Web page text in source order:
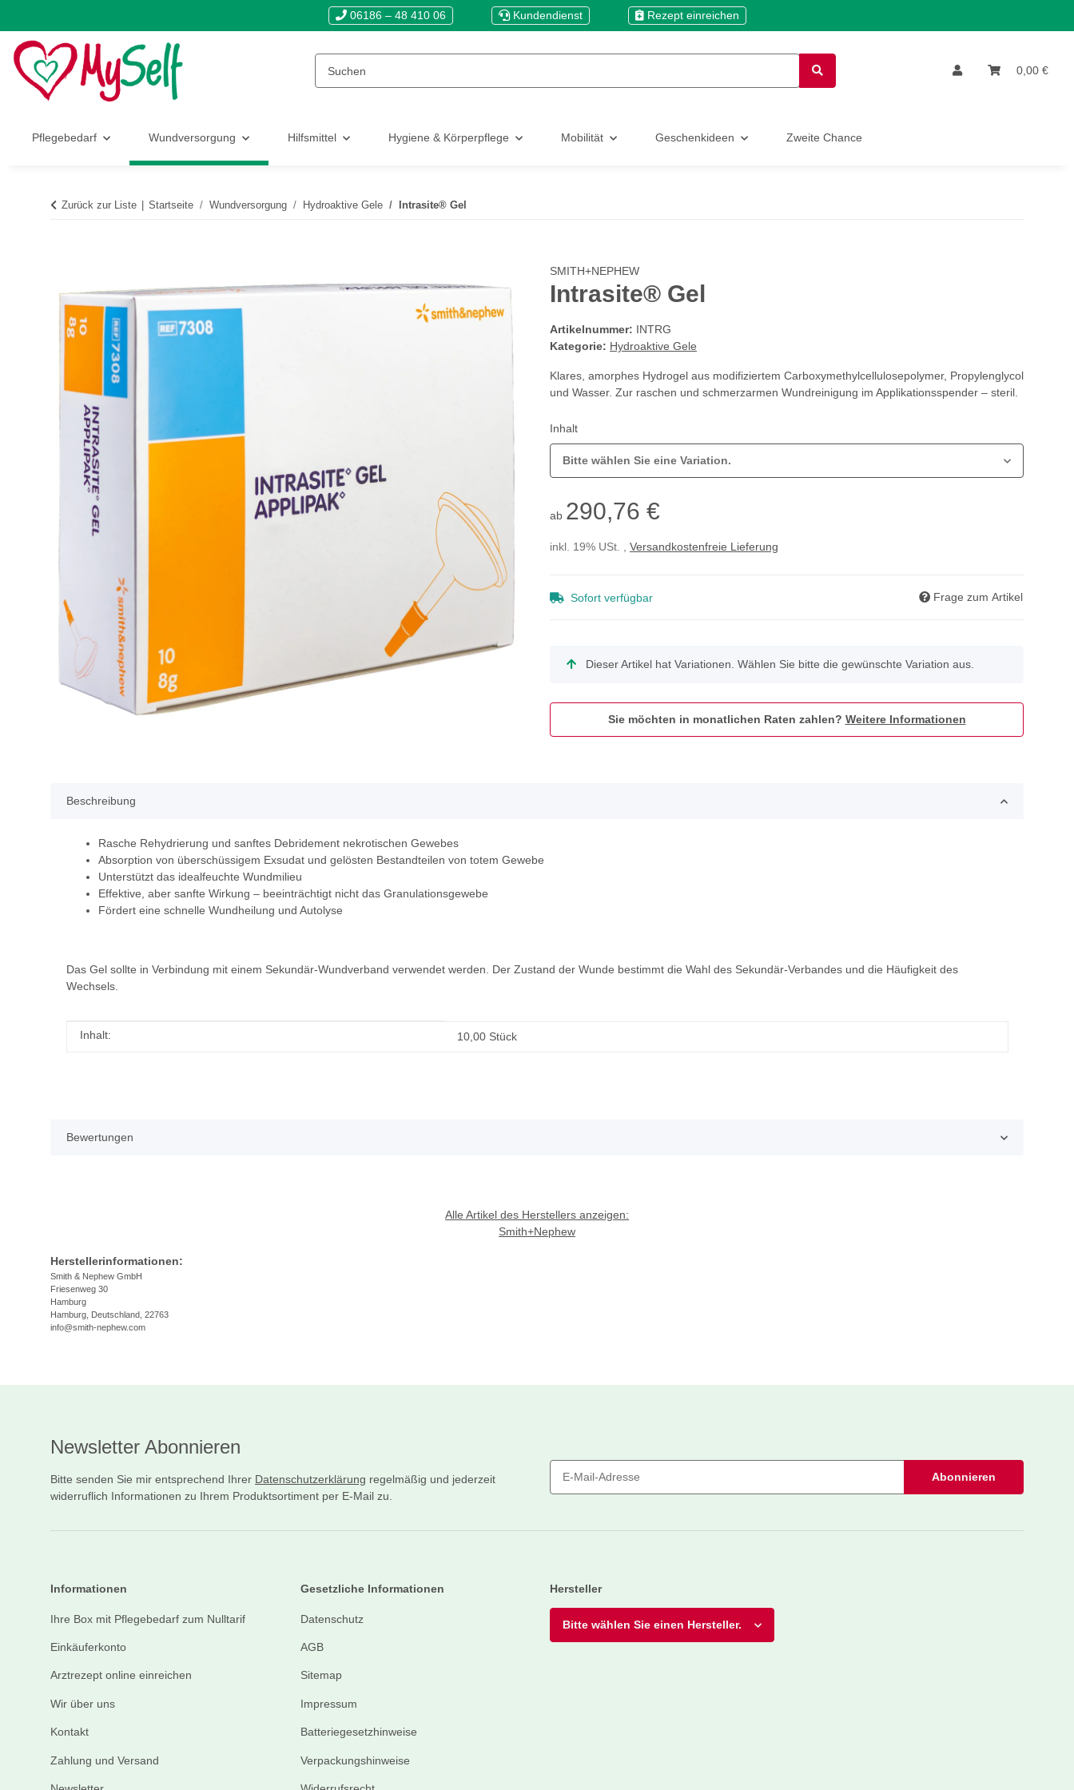
06186 – 48 410 06 Kundendienst Rezept einreichen
0,00 €
Pflegebedarf Wundversorgung Hilfsmittel Hygiene & Körperpflege Mobilität Geschenkideen Zweite Chance
Zurück zur Liste Startseite Wundversorgung Hydroaktive Gele Intrasite® Gel
SMITH+NEPHEW
Intrasite® Gel
Artikelnummer: INTRG
Kategorie: Hydroaktive Gele
Klares, amorphes Hydrogel aus modifiziertem Carboxymethylcellulosepolymer, Propylenglycol
und Wasser. Zur raschen und schmerzarmen Wundreinigung im Applikationsspender – steril.
Inhalt
Bitte wählen Sie eine Variation.
ab 290,76 €
inkl. 19% USt. , Versandkostenfreie Lieferung
Sofort verfügbar Frage zum Artikel
x Dieser Artikel hat Variationen. Wählen Sie bitte die gewünschte Variation aus.
Sie möchten in monatlichen Raten zahlen? Weitere Informationen
Beschreibung
Rasche Rehydrierung und sanftes Debridement nekrotischen Gewebes
Absorption von überschüssigem Exsudat und gelösten Bestandteilen von totem Gewebe
Unterstützt das idealfeuchte Wundmilieu
Effektive, aber sanfte Wirkung – beeinträchtigt nicht das Granulationsgewebe
Fördert eine schnelle Wundheilung und Autolyse
Das Gel sollte in Verbindung mit einem Sekundär-Wundverband verwendet werden. Der Zustand der Wunde bestimmt die Wahl des Sekundär-Verbandes und die Häufigkeit des
Wechsels.
Produkteigenschaft
Wert
Inhalt: 10,00 Stück
Bewertungen
Alle Artikel des Herstellers anzeigen:
Smith+Nephew
Herstellerinformationen:
Smith & Nephew GmbH
Friesenweg 30
Hamburg
Hamburg, Deutschland, 22763
info@smith-nephew.com
Newsletter Abonnieren
Bitte senden Sie mir entsprechend Ihrer Datenschutzerklärung regelmäßig und jederzeit
widerruflich Informationen zu Ihrem Produktsortiment per E-Mail zu.
Abonnieren
Informationen
Ihre Box mit Pflegebedarf zum Nulltarif
Einkäuferkonto
Arztrezept online einreichen
Wir über uns
Kontakt
Zahlung und Versand
Gesetzliche Informationen
Datenschutz
AGB
Sitemap
Impressum
Batteriegesetzhinweise
Verpackungshinweise
Hersteller
Bitte wählen Sie einen Hersteller.